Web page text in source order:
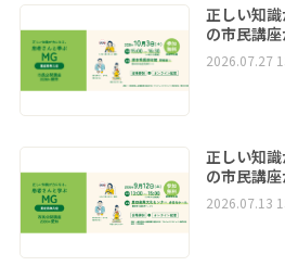
正しい知
の市民講
2026.07.27
正しい知
の市民講
2026.07.13